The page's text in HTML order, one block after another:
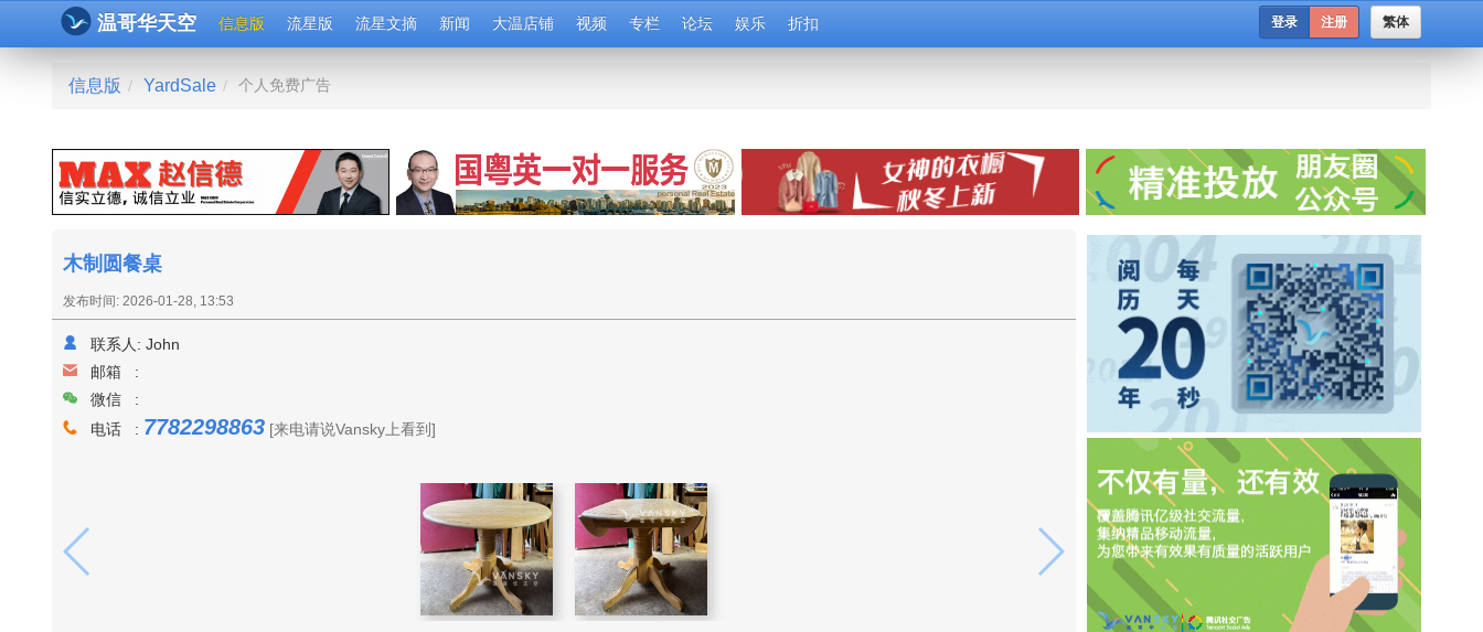
温哥华天空 信息版 流星版 流星文摘 新闻 大温店铺 视频 专栏 论坛 娱乐 折扣 繁体
登录 注册
信息版 / YardSale / 个人免费广告
木制圆餐桌
发布时间: 2026-01-28, 13:53
联系人: John
邮箱 :
微信 :
电话 : 7782298863 [来电请说Vansky上看到]